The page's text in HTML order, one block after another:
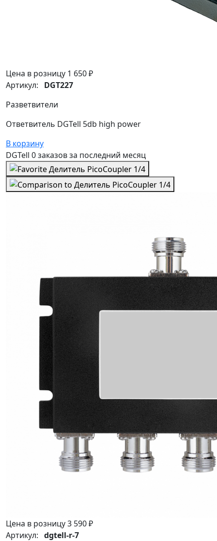
Цена в розницу 1 650 ₽
Артикул: DGT227
Разветвители
Ответвитель DGTell 5db high power
В корзину
DGTell 0 заказовза последний месяц
Цена в розницу3 590 ₽
Артикул: dgtell-r-7